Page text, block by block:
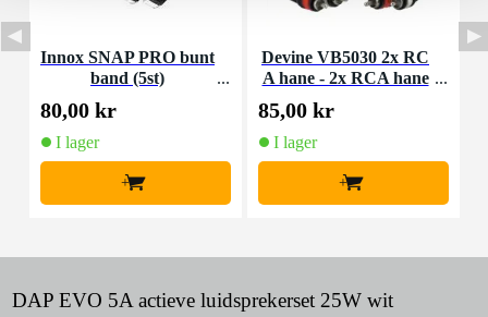
Innox SNAP PRO bunt
band (5st)
80,00 kr
I lager
+
Devine VB5030 2x RC
A hane - 2x RCA hane
3 meter
85,00 kr
I lager
+
DAP EVO 5A actieve luidsprekerset 25W wit